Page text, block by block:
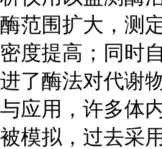
酶范围扩大，测
密度提高；同时
进了酶法对代谢
与应用，许多体
被模拟，过去采